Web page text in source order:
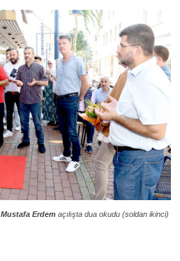
Mustafa Erdemaçılışta dua okudu (soldan ikinci)